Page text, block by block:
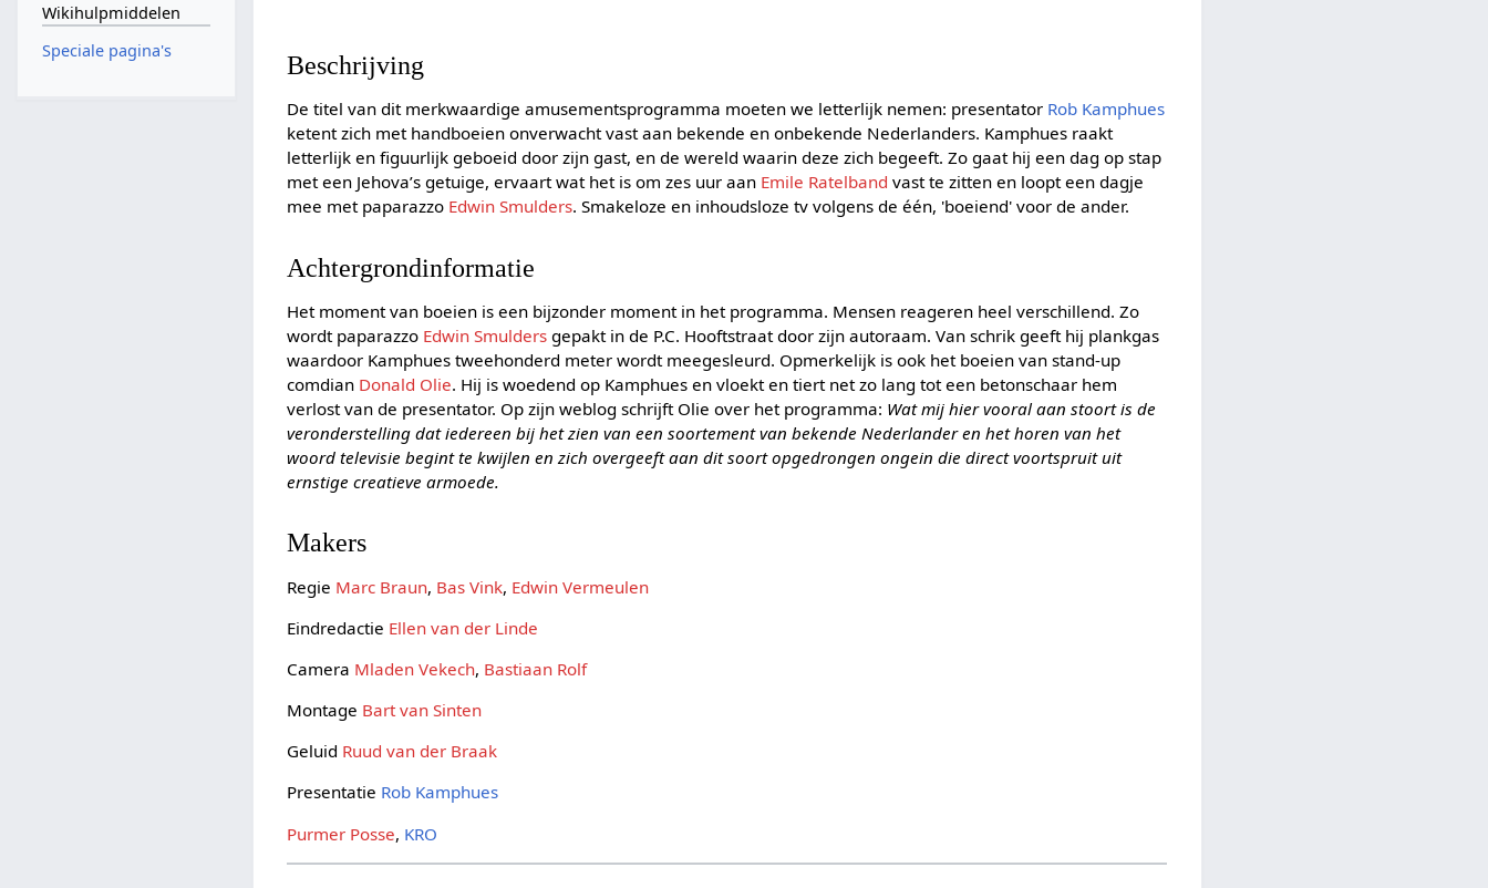
Beschrijving
De titel van dit merkwaardige amusementsprogramma moeten we letterlijk nemen: presentator Rob Kamphues
ketent zich met handboeien onverwacht vast aan bekende en onbekende Nederlanders. Kamphues raakt
letterlijk en figuurlijk geboeid door zijn gast, en de wereld waarin deze zich begeeft. Zo gaat hij een dag op stap
met een Jehova’s getuige, ervaart wat het is om zes uur aan Emile Ratelband vast te zitten en loopt een dagje
mee met paparazzo Edwin Smulders. Smakeloze en inhoudsloze tv volgens de één, 'boeiend' voor de ander.
Achtergrondinformatie
Het moment van boeien is een bijzonder moment in het programma. Mensen reageren heel verschillend. Zo
wordt paparazzo Edwin Smulders gepakt in de P.C. Hooftstraat door zijn autoraam. Van schrik geeft hij plankgas
waardoor Kamphues tweehonderd meter wordt meegesleurd. Opmerkelijk is ook het boeien van stand-up
comdian Donald Olie. Hij is woedend op Kamphues en vloekt en tiert net zo lang tot een betonschaar hem
verlost van de presentator. Op zijn weblog schrijft Olie over het programma: Wat mij hier vooral aan stoort is de
veronderstelling dat iedereen bij het zien van een soortement van bekende Nederlander en het horen van het
woord televisie begint te kwijlen en zich overgeeft aan dit soort opgedrongen ongein die direct voortspruit uit
ernstige creatieve armoede.
Makers
Regie Marc Braun, Bas Vink, Edwin Vermeulen
Eindredactie Ellen van der Linde
Camera Mladen Vekech, Bastiaan Rolf
Montage Bart van Sinten
Geluid Ruud van der Braak
Presentatie Rob Kamphues
Purmer Posse, KRO
Wikihulpmiddelen
Speciale pagina's